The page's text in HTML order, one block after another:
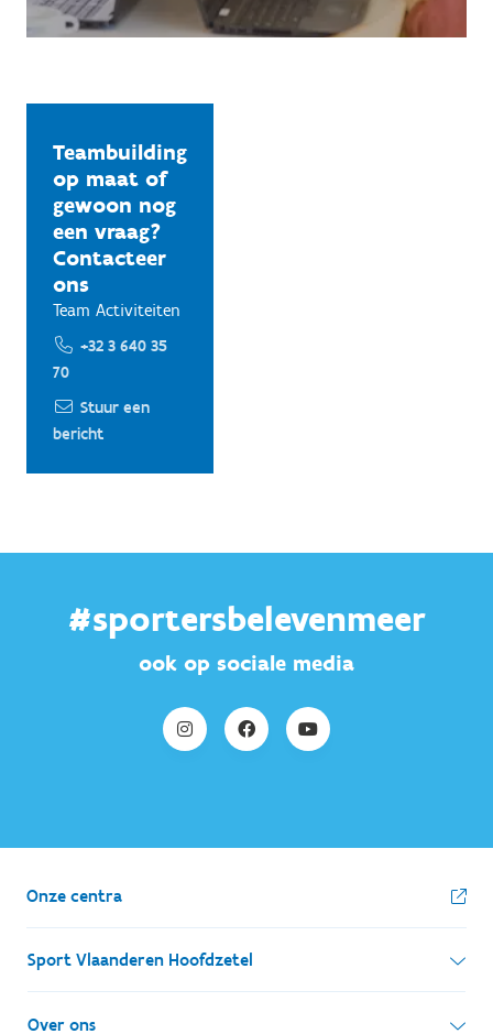
Teambuilding
op maat of
gewoon nog
een vraag?
Contacteer
ons
Team Activiteiten
+32 3 640 35
70
Stuur een
bericht
#sportersbelevenmeer
ook op sociale media
Onze centra
Sport Vlaanderen Hoofdzetel
Simon Bolivarlaan 17
Over ons